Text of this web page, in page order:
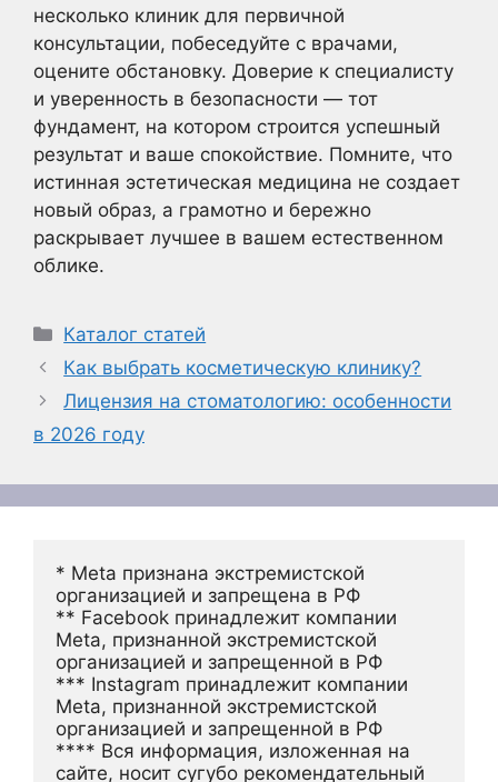
несколько клиник для первичной
консультации, побеседуйте с врачами,
оцените обстановку. Доверие к специалисту
и уверенность в безопасности — тот
фундамент, на котором строится успешный
результат и ваше спокойствие. Помните, что
истинная эстетическая медицина не создает
новый образ, а грамотно и бережно
раскрывает лучшее в вашем естественном
облике.
Рубрики
Каталог статей
Как выбрать косметическую клинику?
Лицензия на стоматологию: особенности
в 2026 году
* Meta признана экстремистской
организацией и запрещена в РФ
** Facebook принадлежит компании
Meta, признанной экстремистской
организацией и запрещенной в РФ
*** Instagram принадлежит компании
Meta, признанной экстремистской
организацией и запрещенной в РФ
**** Вся информация, изложенная на
сайте, носит сугубо рекомендательный